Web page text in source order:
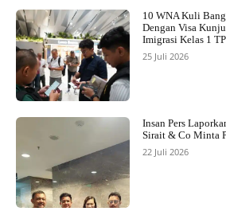
10 WNA Kuli
Dengan Visa
Imigrasi Kelas 1
25 Juli 2026
Insan Pers
Sirait & Co Minta
22 Juli 2026